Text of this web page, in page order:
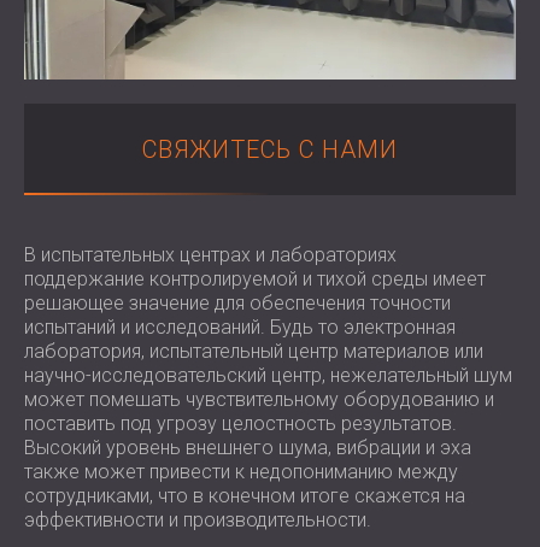
АКУСТИЧЕСКИЕ ПАНЕЛИ
WOOD WOOL АКУСТИЧЕСКИЕ ПАНЕЛИ
ПОГЛОТИТЕЛИ ПЕНЫ И БАСОВЫЕ
ВСЕ АКУСТИЧЕСКИЕ ПАНЕЛИ
R & D
НОВОСТИ
РЕКОМЕНДАЦИИ
СЕКТОРОВ
ЗВУКОИЗОЛЯЦИЯ И АКУСТИКА ДЛЯ
FOR PRODUCTION FACILITIES
ЗВУКОИЗОЛЯЦИЯ И АКУСТИКА ДЛЯ
SOUNDPROOFING AND АCOUSTICS OF
MACHINES AND EQUIPMENT
ЗВУКОИЗОЛЯЦИЯ И АКУСТИКА ДЛЯ
ПРОФЕССИОНАЛЬНЫЕ СТУДИИ
ЗВУКОИЗОЛЯЦИЯ И АКУСТИКА ДЛЯ
ЛАБОРАТОРИИ
ЗВУКОИЗОЛЯЦИЯ И АКУСТИКА ДЛЯ
РЕСТОРАНЫ И КЛУБЫ
ЗВУКОИЗОЛЯЦИЯ И АКУСТИКА ДЛЯ
ОТЕЛИ
АКУСТИЧЕСКИЙ КОНСАЛТИНГ
АКУСТИЧЕСКОЕ МОДЕЛИРОВАНИЕ
АКУСТИЧЕСКАЯ ИНЖЕНЕРИЯ
КУРИРОВАНИЕ ПРОЕКТОВ
ВЫПОЛНЕНИЕ ПРОЕКТА
КОНТАКТЫ
DOWNLOAD AREA
РОССИЯ (RU)
БЪЛГАРИЯ (BG)
GREAT BRITAIN (GB)
DEUTSCHLAND (DE)
ÖSTERREICH (AT)
SRBIJA (RS)
ПОИСК
СВЯЖИТЕСЬ С НАМИ
В испытательных центрах и лабораториях
поддержание контролируемой и тихой среды имеет
решающее значение для обеспечения точности
испытаний и исследований. Будь то электронная
лаборатория, испытательный центр материалов или
научно-исследовательский центр, нежелательный шум
может помешать чувствительному оборудованию и
поставить под угрозу целостность результатов.
Высокий уровень внешнего шума, вибрации и эха
также может привести к недопониманию между
сотрудниками, что в конечном итоге скажется на
эффективности и производительности.